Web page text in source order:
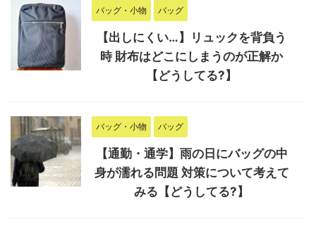
バッグ・小物 バッグ
【出しにくい…】リュックを背負う
時 財布はどこにしまうのが正解か
【どうしてる?】
バッグ・小物 バッグ
【通勤・通学】雨の日にバッグの中
身が濡れる問題 対策について考えて
みる【どうしてる?】